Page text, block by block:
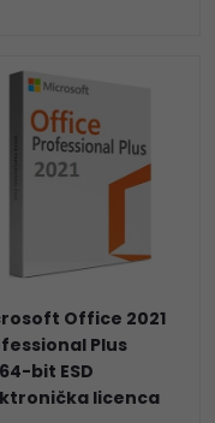
Office 2021
Plus
bit ESD
licenca